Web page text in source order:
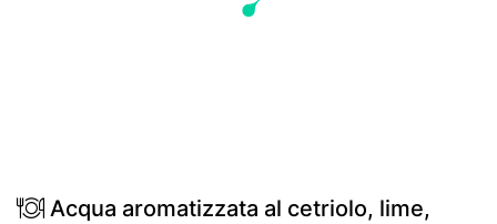
Acqua aromatizzata al cetriolo, lime,